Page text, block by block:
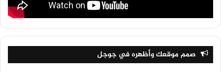
صمم موقعك وأظهره في جوجل